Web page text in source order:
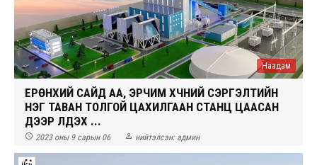
Наадам
ЕРӨНХИЙ САЙД АА, ЭРЧИМ ХҮЧНИЙ СЭРГЭЛТИЙН
НЭГ ТАВАН ТОЛГОЙ ЦАХИЛГААН СТАНЦ ЦААСАН
ДЭЭР ҮЛДЭХ ...
 2023 оны 9 сарын 06  нийтэлсэн: админ